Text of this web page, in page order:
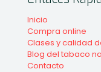
Inicio
Compra online
Clases y calidad
Blog del tabaco
Contacto